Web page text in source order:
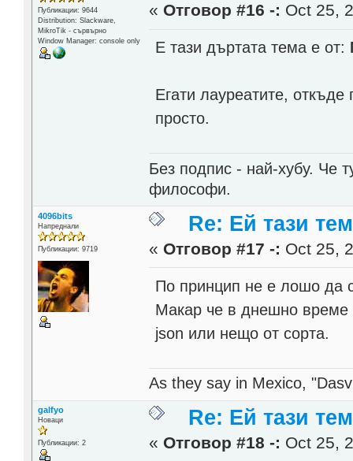
Публикации: 9644
Distribution: Slackware,
MikroTik - сървърно
Window Manager: console only
« Отговор #16 -: Oct 25,
Е тази дъртата тема е от:
Егати лауреатите,
просто.
Без подпис - най-хубу. Че
философи.
4096bits
Напреднали
Публикации: 9719
Re: Ей тази
« Отговор #17 -: Oct 25,
По принцип не е лошо да
Макар че в днешно време
json или нещо от сорта.
As they say in Mexico,
galfyo
Новаци
Публикации: 2
Re: Ей тази
« Отговор #18 -: Oct 25,